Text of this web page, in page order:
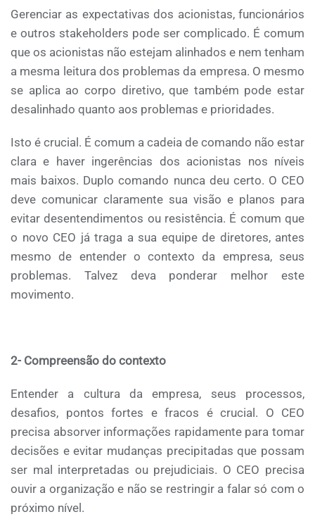
Gerenciar as expectativas dos acionistas, funcionários
e outros stakeholders pode ser complicado. É comum
que os acionistas não estejam alinhados e nem tenham
a mesma leitura dos problemas da empresa. O mesmo
se aplica ao corpo diretivo, que também pode estar
desalinhado quanto aos problemas e prioridades.
Isto é crucial. É comum a cadeia de comando não estar
clara e haver ingerências dos acionistas nos níveis
mais baixos. Duplo comando nunca deu certo. O CEO
deve comunicar claramente sua visão e planos para
evitar desentendimentos ou resistência. É comum que
o novo CEO já traga a sua equipe de diretores, antes
mesmo de entender o contexto da empresa, seus
problemas. Talvez deva ponderar melhor este
movimento.
2- Compreensão do contexto
Entender a cultura da empresa, seus processos,
desafios, pontos fortes e fracos é crucial. O CEO
precisa absorver informações rapidamente para tomar
decisões e evitar mudanças precipitadas que possam
ser mal interpretadas ou prejudiciais. O CEO precisa
ouvir a organização e não se restringir a falar só com o
próximo nível.